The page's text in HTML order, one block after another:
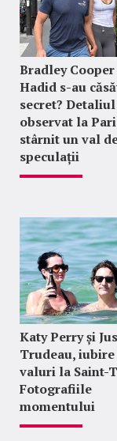
Bradley
Hadid s-au
secret? Detaliul
observat la
stârnit un val
speculații
Katy Perry și
Trudeau,
valuri la Saint-
Fotografiile
momentului